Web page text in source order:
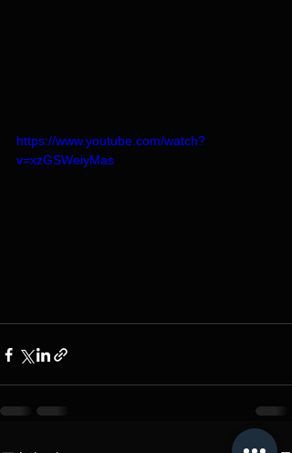
https://www.youtube.com/watch?
v=xzGSWeiyMas